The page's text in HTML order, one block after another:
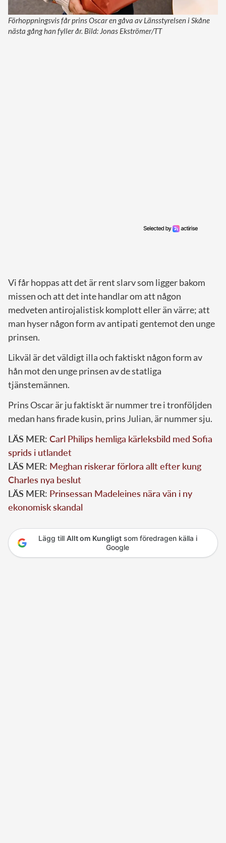
Förhoppningsvis får prins Oscar en gåva av Länsstyrelsen i Skåne
nästa gång han fyller år. Bild: Jonas Ekströmer/TT
Vi får hoppas att det är rent slarv som ligger bakom
missen och att det inte handlar om att någon
medveten antirojalistisk komplott eller än värre; att
man hyser någon form av antipati gentemot den unge
prinsen.
Likväl är det väldigt illa och faktiskt någon form av
hån mot den unge prinsen av de statliga
tjänstemännen.
Prins Oscar är ju faktiskt är nummer tre i tronföljden
medan hans firade kusin, prins Julian, är nummer sju.
LÄS MER: Carl Philips hemliga kärleksbild med Sofia
sprids i utlandet
LÄS MER: Meghan riskerar förlora allt efter kung
Charles nya beslut
LÄS MER: Prinsessan Madeleines nära vän i ny
ekonomisk skandal
Lägg till Allt om Kungligtsom föredragen källa i
Google